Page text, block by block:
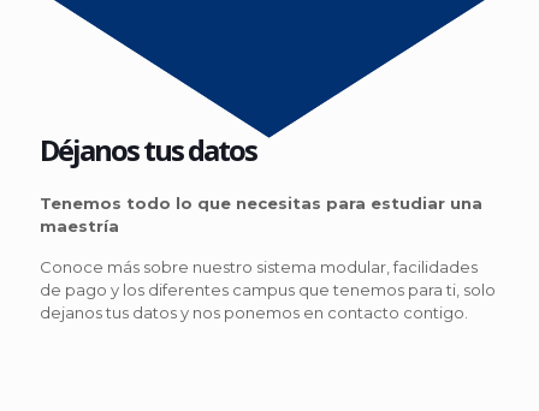
Déjanos tus datos
Tenemos todo lo que necesitas para estudiar una
maestría
Conoce más sobre nuestro sistema modular, facilidades
de pago y los diferentes campus que tenemos para ti, solo
dejanos tus datos y nos ponemos en contacto contigo.